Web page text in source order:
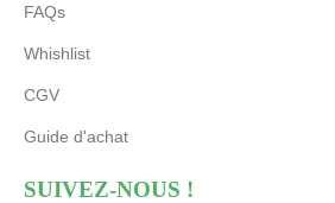
FAQs
Whishlist
CGV
Guide d'achat
SUIVEZ-NOUS !